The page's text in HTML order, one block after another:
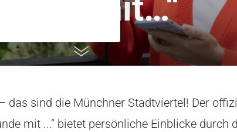
das sind die Münchner Stadtviertel! Der
mit ...“ bietet persönliche Einblicke durch